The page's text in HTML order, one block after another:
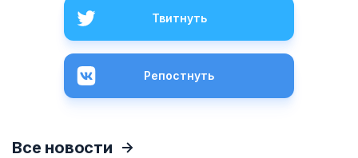
Твитнуть
Репостнуть
Все новости